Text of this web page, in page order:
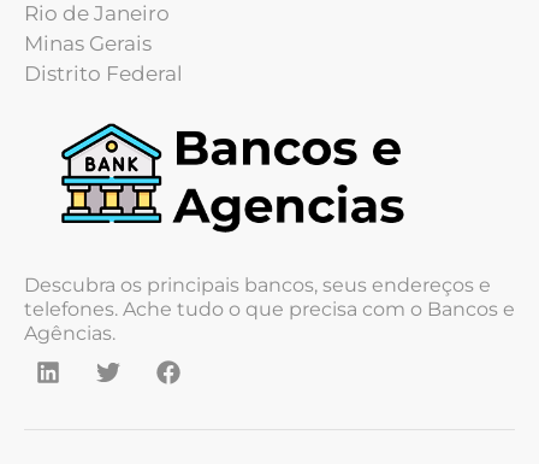
Rio de Janeiro
Minas Gerais
Distrito Federal
Descubra os principais bancos, seus endereços e
telefones. Ache tudo o que precisa com o Bancos e
Agências.